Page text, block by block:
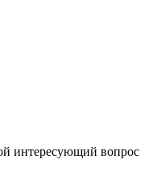
интересующий вопрос